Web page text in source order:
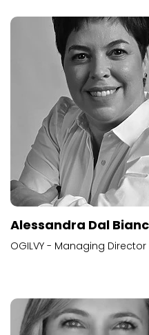
Alessandra Dal
OGILVY - Managing Director